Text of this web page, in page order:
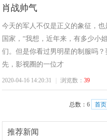
肖战帅气
今天的军人不仅是正义的象征，
国家，“我想，近年来，有多少小
们。但是你看过男明星的制服吗
先，影视圈的一位才
2020-04-16 14:20:31 浏览数：39
总数： 6 首页
推荐新闻